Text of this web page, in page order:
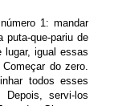
1: mandar
puta-que-pariu de
igual essas
do zero.
todos esses
servi-los